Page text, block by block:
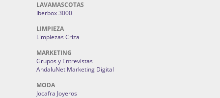
LAVAMASCOTAS
Iberbox 3000
LIMPIEZA
Limpiezas Criza
MARKETING
Grupos y Entrevistas
AndaluNet Marketing Digital
MODA
Jocafra Joyeros